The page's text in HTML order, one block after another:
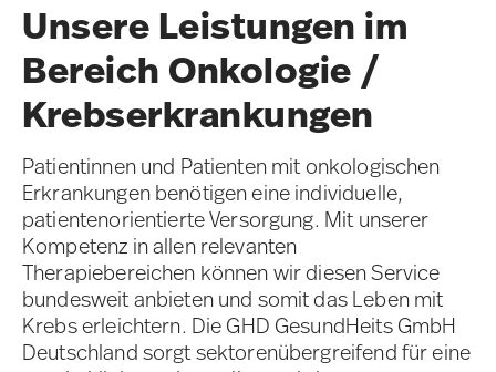
Unsere Leistungen im
Bereich Onkologie /
Krebserkrankungen
Patientinnen und Patienten mit onkologischen
Erkrankungen benötigen eine individuelle,
patientenorientierte Versorgung. Mit unserer
Kompetenz in allen relevanten
Therapiebereichen können wir diesen Service
bundesweit anbieten und somit das Leben mit
Krebs erleichtern. Die GHD GesundHeits GmbH
Deutschland sorgt sektorenübergreifend für eine